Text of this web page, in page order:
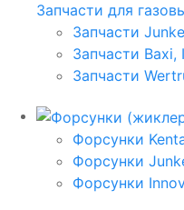
Запчасти для
Запчасти
Запчасти Baxi,
Запчасти
Форсунки
Форсунки
Форсунки